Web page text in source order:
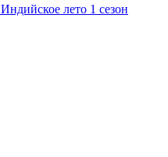
Индийское лето 1 сезон